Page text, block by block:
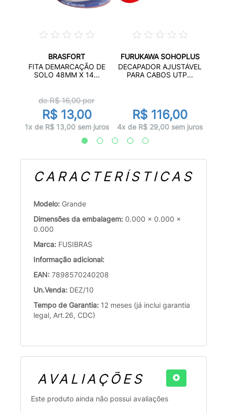
BRASFORT
FITA DEMARCAÇÃO DE
SOLO 48MM X 14...
de R$16,00por
R$ 13,00
1x de R$ 13,00 sem juros
FURUKAWA SOHOPLUS
DECAPADOR AJUSTÁVEL
PARA CABOS UTP...
R$ 116,00
4x de R$ 29,00 sem juros
CARACTERÍSTICAS
Modelo: Grande
Dimensões da embalagem: 0.000 x 0.000 x
0.000
Marca: FUSIBRAS
Informação adicional:
EAN: 7898570240208
Un.Venda: DEZ/10
Tempo de Garantia: 12 meses (já inclui garantia
legal, Art.26, CDC)
AVALIAÇÕES
Este produto ainda não possui avaliações